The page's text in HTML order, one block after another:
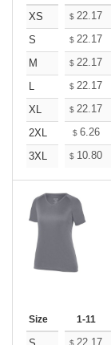
XS $ 22.17
S
$ 22.17
M
$ 22.17
L
$ 22.17
XL
$ 22.17
2XL
$ 6.26
3XL
$ 10.80
Size 1-11
$ 22.17